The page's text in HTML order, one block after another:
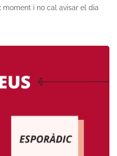
i no cal avisar el dia